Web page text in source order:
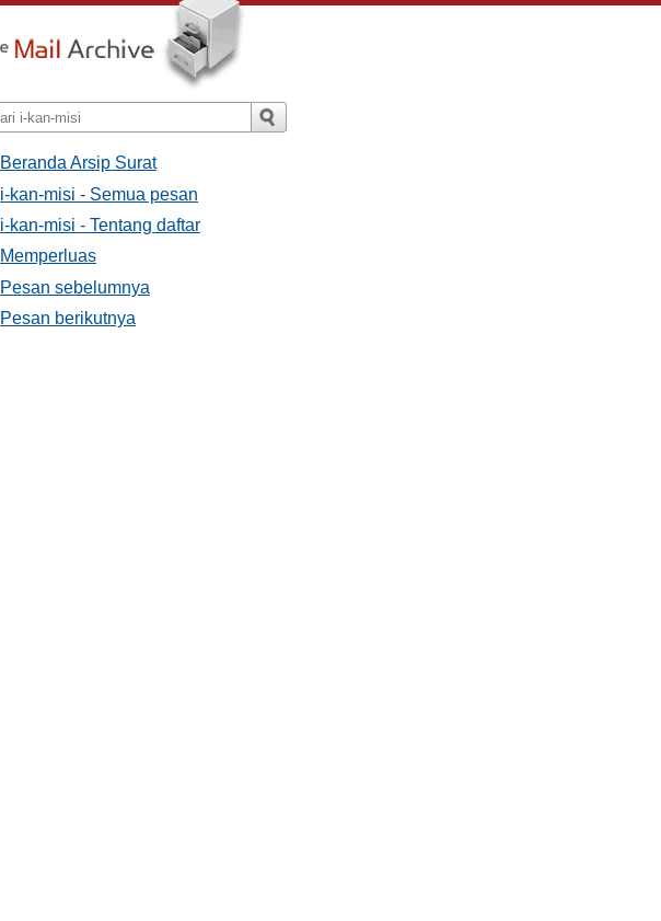
Beranda Arsip Surat
i-kan-misi - Semua pesan
i-kan-misi - Tentang daftar
Memperluas
Pesan sebelumnya
Pesan berikutnya